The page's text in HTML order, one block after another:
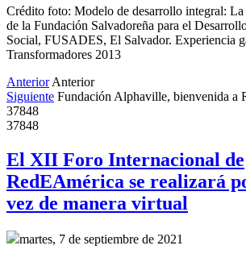
Crédito foto: Modelo de desarrollo integral:
de la Fundación Salvadoreña para el
Social, FUSADES, El Salvador. Experiencia
Transformadores 2013
Anterior Anterior
Siguiente Fundación Alphaville, bienvenida a
37848
37848
El XII Foro Internacional de
RedEAmérica se realizará
vez de manera virtual
martes, 7 de septiembre de 2021